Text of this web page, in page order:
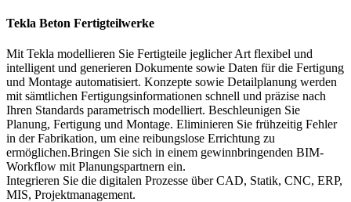
Tekla Beton Fertigteilwerke
Mit Tekla modellieren Sie Fertigteile jeglicher Art flexibel und
intelligent und generieren Dokumente sowie Daten für die Fertigung
und Montage automatisiert. Konzepte sowie Detailplanung werden
mit sämtlichen Fertigungsinformationen schnell und präzise nach
Ihren Standards parametrisch modelliert. Beschleunigen Sie
Planung, Fertigung und Montage. Eliminieren Sie frühzeitig Fehler
in der Fabrikation, um eine reibungslose Errichtung zu
ermöglichen.Bringen Sie sich in einem gewinnbringenden BIM-
Workflow mit Planungspartnern ein.
Integrieren Sie die digitalen Prozesse über CAD, Statik, CNC, ERP,
MIS, Projektmanagement.